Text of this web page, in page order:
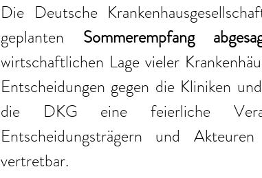
Die Deutsche
geplanten Sommerempfang
wirtschaftlichen Lage vieler
Entscheidungen gegen die Kliniken
die DKG eine feierliche
Entscheidungsträgern und
vertretbar.